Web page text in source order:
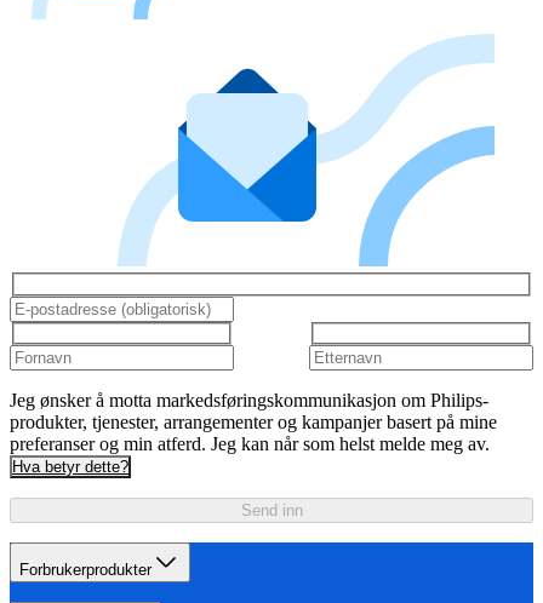
Jeg ønsker å motta markedsføringskommunikasjon om Philips-
produkter, tjenester, arrangementer og kampanjer basert på mine
preferanser og min atferd. Jeg kan når som helst melde meg av.
Hva betyr dette?
Send inn
Forbrukerprodukter